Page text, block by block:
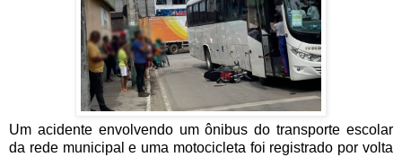
Um acidente envolvendo um ônibus do transporte escolar
da rede municipal e uma motocicleta foi registrado por volta